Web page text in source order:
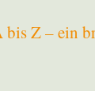
Z – ein